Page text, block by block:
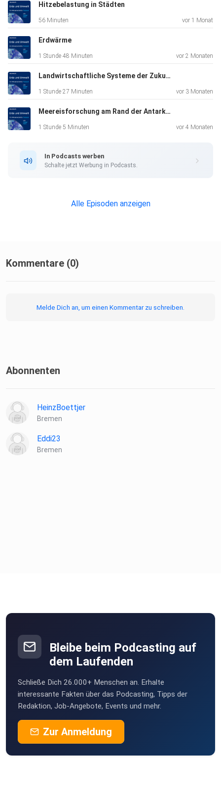
Hitzebelastung in Städten
56 Minuten vor 1 Monat
Erdwärme
1 Stunde 48 Minuten vor 2 Monaten
Landwirtschaftliche Systeme der Zukunft
1 Stunde 27 Minuten vor 3 Monaten
Meereisforschung am Rand der Antarktis
1 Stunde 5 Minuten vor 4 Monaten
In Podcasts werben
Schalte jetzt Werbung in Podcasts.
Alle Episoden anzeigen
Kommentare (0)
Melde Dich an, um einen Kommentar zu schreiben.
Abonnenten
HeinzBoettjer
Bremen
Eddi23
Bremen
Bleibe beim Podcasting auf
dem Laufenden
Schließe Dich 26.000+ Menschen an. Erhalte
interessante Fakten über das Podcasting, Tipps der
Redaktion, Job-Angebote, Events und mehr.
Zur Anmeldung